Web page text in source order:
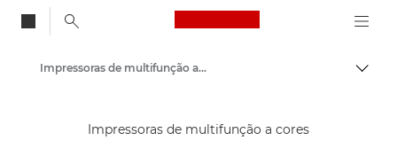
Canon Logo, back
Soluções e serviços
Impressoras de multifunção a cores
Impressoras de multifunção a cores